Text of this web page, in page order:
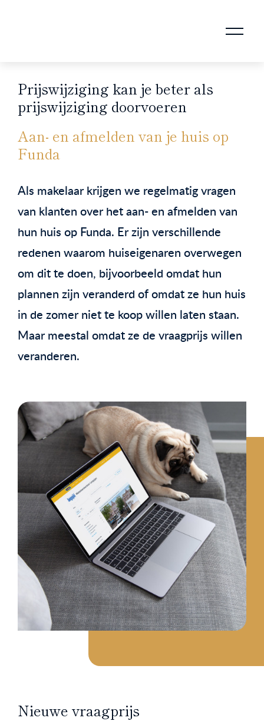
Prijswijziging kan je beter als
prijswijziging doorvoeren
Aan- en afmelden van je huis op
Funda
Als makelaar krijgen we regelmatig vragen
van klanten over het aan- en afmelden van
hun huis op Funda. Er zijn verschillende
redenen waarom huiseigenaren overwegen
om dit te doen, bijvoorbeeld omdat hun
plannen zijn veranderd of omdat ze hun huis
in de zomer niet te koop willen laten staan.
Maar meestal omdat ze de vraagprijs willen
veranderen.
Nieuwe vraagprijs